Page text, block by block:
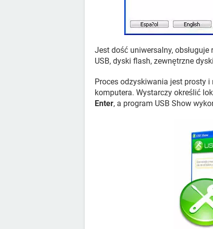
Jest dość uniwersalny,
USB, dyski flash, zewnętrzne
Proces odzyskiwania jest prosty
komputera. Wystarczy określić
Enter, a program USB Show